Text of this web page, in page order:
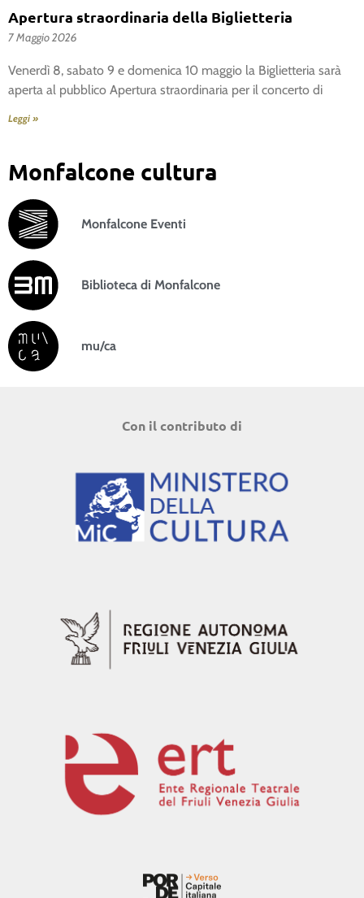
Apertura straordinaria della Biglietteria
7 Maggio 2026
Venerdì 8, sabato 9 e domenica 10 maggio la Biglietteria sarà
aperta al pubblico Apertura straordinaria per il concerto di
Leggi »
Monfalcone cultura
Monfalcone Eventi
Biblioteca di Monfalcone
mu/ca
Con il contributo di